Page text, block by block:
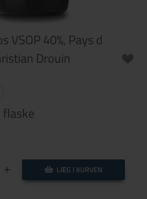
VSOP 40%, Pays d
Drouin
flaske
+ LÆG I KURVEN